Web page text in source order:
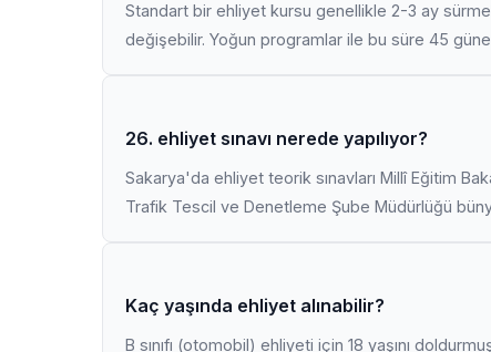
Standart bir ehliyet kursu genellikle 2-3 ay
değişebilir. Yoğun programlar ile bu süre 45
26. ehliyet sınavı nerede yapılıyor?
Sakarya'da ehliyet teorik sınavları Millî Eğitim
Trafik Tescil ve Denetleme Şube Müdürlüğü
Kaç yaşında ehliyet alınabilir?
B sınıfı (otomobil) ehliyeti için 18 yaşını